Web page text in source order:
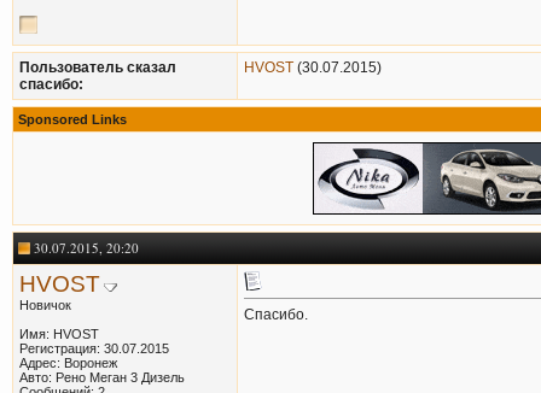
Пользователь сказал
cпасибо:
HVOST (30.07.2015)
Sponsored Links
30.07.2015, 20:20
HVOST
Новичок
Имя: HVOST
Регистрация: 30.07.2015
Адрес: Воронеж
Авто: Рено Меган 3 Дизель
Спасибо.